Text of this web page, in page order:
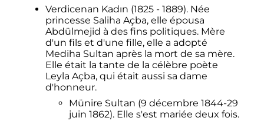
Verdicenan Kadın (1825 - 1889). Née
princesse Saliha Açba, elle épousa
Abdülmejid à des fins politiques. Mère
d'un fils et d'une fille, elle a adopté
Mediha Sultan après la mort de sa mère.
Elle était la tante de la célèbre poète
Leyla Açba, qui était aussi sa dame
d'honneur.
Münire Sultan (9 décembre 1844-29
juin 1862). Elle s'est mariée deux fois.